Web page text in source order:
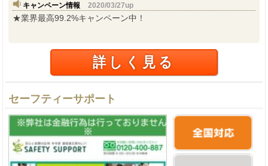
キャンペーン情報 2020/03/27up
★業界最高99.2%キャンペーン中！
詳しく見る
セーフティーサポート